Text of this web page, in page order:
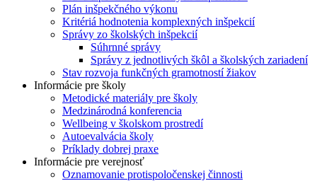
Plán inšpekčného výkonu
Kritériá hodnotenia komplexných inšpekcií
Správy zo školských inšpekcií
Súhrnné správy
Správy z jednotlivých škôl a školských zariadení
Stav rozvoja funkčných gramotností žiakov
Informácie pre školy
Metodické materiály pre školy
Medzinárodná konferencia
Wellbeing v školskom prostredí
Autoevalvácia školy
Príklady dobrej praxe
Informácie pre verejnosť
Oznamovanie protispoločenskej činnosti